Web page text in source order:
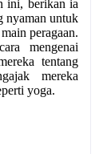
ini, berikan ia
nyaman untuk
peragaan.
mengenai
tentang
mereka
yoga.